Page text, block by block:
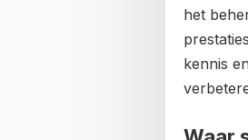
het
kennis